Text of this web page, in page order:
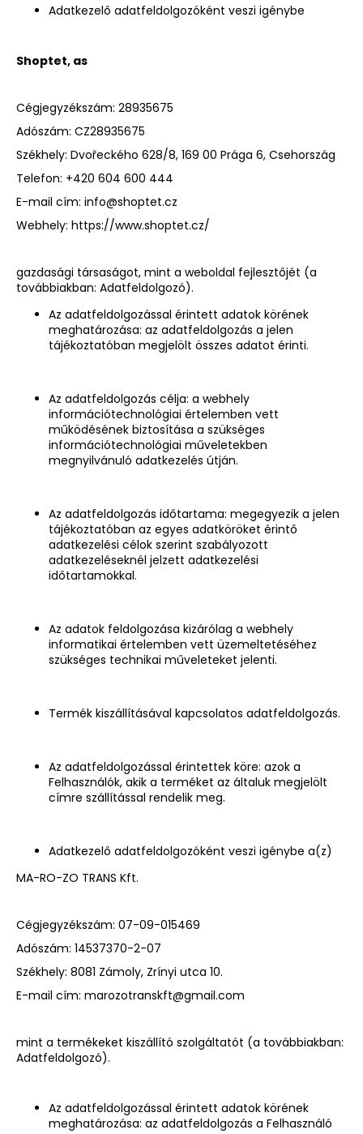
Adatkezelő adatfeldolgozóként veszi igénybe
Shoptet, as
Cégjegyzékszám: 28935675
Adószám: CZ28935675
Székhely: Dvořeckého 628/8, 169 00 Prága 6, Csehország
Telefon: +420 604 600 444
E-mail cím: info@shoptet.cz
Webhely: https://www.shoptet.cz/
gazdasági társaságot, mint a weboldal fejlesztőjét (a
továbbiakban: Adatfeldolgozó).
Az adatfeldolgozással érintett adatok körének
meghatározása: az adatfeldolgozás a jelen
tájékoztatóban megjelölt összes adatot érinti.
Az adatfeldolgozás célja: a webhely
információtechnológiai értelemben vett
működésének biztosítása a szükséges
információtechnológiai műveletekben
megnyilvánuló adatkezelés útján.
Az adatfeldolgozás időtartama: megegyezik a jelen
tájékoztatóban az egyes adatköröket érintő
adatkezelési célok szerint szabályozott
adatkezeléseknél jelzett adatkezelési
időtartamokkal.
Az adatok feldolgozása kizárólag a webhely
informatikai értelemben vett üzemeltetéséhez
szükséges technikai műveleteket jelenti.
Termék kiszállításával kapcsolatos adatfeldolgozás.
Az adatfeldolgozással érintettek köre: azok a
Felhasználók, akik a terméket az általuk megjelölt
címre szállítással rendelik meg.
Adatkezelő adatfeldolgozóként veszi igénybe a(z)
MA-RO-ZO TRANS Kft.
Cégjegyzékszám: 07-09-015469
Adószám: 14537370-2-07
Székhely: 8081 Zámoly, Zrínyi utca 10.
E-mail cím: marozotranskft@gmail.com
mint a termékeket kiszállító szolgáltatót (a továbbiakban:
Adatfeldolgozó).
Az adatfeldolgozással érintett adatok körének
meghatározása: az adatfeldolgozás a Felhasználó